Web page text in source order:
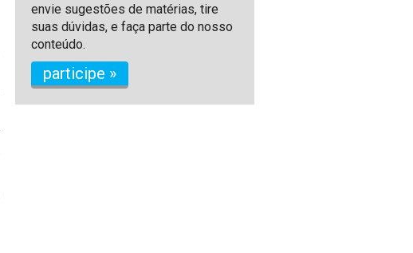
envie sugestões de matérias, tire
suas dúvidas, e faça parte do nosso
conteúdo.
participe »